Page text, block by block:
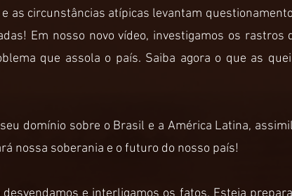
as circunstâncias atípicas levantam
Em nosso novo vídeo, investigamos os rastros
que assola o país. Saiba agora o que as
domínio sobre o Brasil e a América Latina,
nossa soberania e o futuro do nosso país!